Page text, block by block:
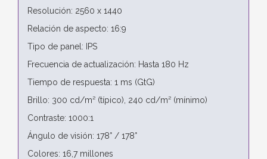
Resolución: 2560 x 1440
Relación de aspecto: 16:9
Tipo de panel: IPS
Frecuencia de actualización: Hasta 180 Hz
Tiempo de respuesta: 1 ms (GtG)
Brillo: 300 cd/m² (típico), 240 cd/m² (mínimo)
Contraste: 1000:1
Ángulo de visión: 178° / 178°
Colores: 16,7 millones